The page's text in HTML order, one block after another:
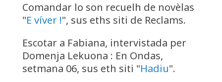
Comandar lo son recuelh de novèlas
"E víver !", sus eths siti de Reclams.
Escotar a Fabiana, intervistada per
Domenja Lekuona : En Ondas,
setmana 06, sus eth siti "Hadiu".